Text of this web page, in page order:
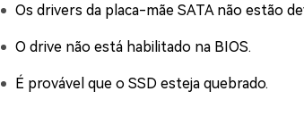
Os drivers da placa-mãe SATA não estão
O drive não está habilitado na BIOS.
É provável que o SSD esteja quebrado.